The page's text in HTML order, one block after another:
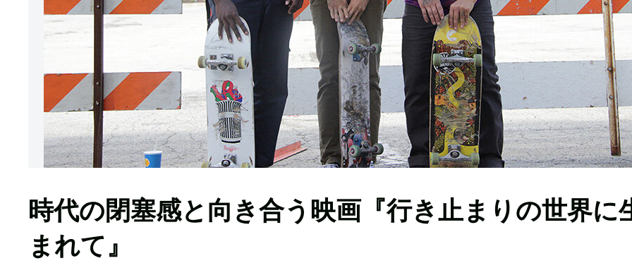
時代の閉塞感と向き合う映画『行き止まりの世界に
まれて』